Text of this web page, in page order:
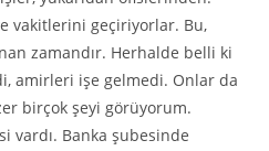
vakitlerini geçiriyorlar. Bu,
zamandır. Herhalde belli ki
amirleri işe gelmedi. Onlar da
birçok şeyi görüyorum.
vardı. Banka şubesinde